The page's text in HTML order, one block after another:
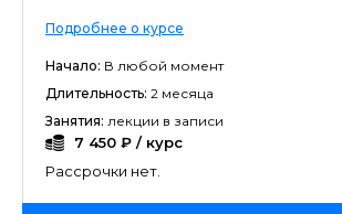
Подробнее о курсе
Начало: В любой момент
Длительность: 2 месяца
Занятия: лекции в записи
7 450 ₽ / курс
Рассрочки нет.